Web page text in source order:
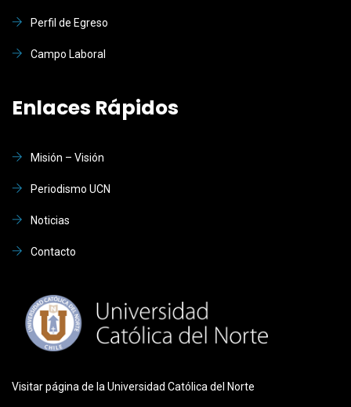
Perfil de Egreso
Campo Laboral
Enlaces Rápidos
Misión – Visión
Periodismo UCN
Noticias
Contacto
Visitar página de la Universidad Católica del Norte